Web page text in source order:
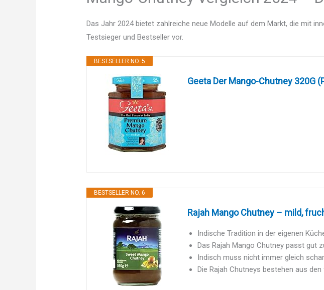
Das Jahr 2024 bietet zahlreiche neue Modelle auf dem Markt, die mit
Testsieger und Bestseller vor.
BESTSELLER NO. 5
Geeta Der Mango-Chutney 320G
BESTSELLER NO. 6
Rajah Mango Chutney – mild,
Indische Tradition in der eigenen
Das Rajah Mango Chutney passt gut
Indisch muss nicht immer gleich
Die Rajah Chutneys bestehen aus